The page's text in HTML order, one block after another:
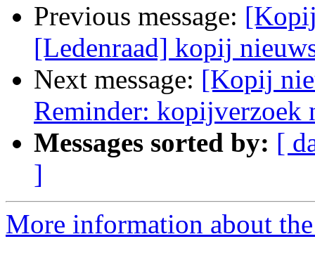
Previous message:
[Ledenraad] kopij
Next message: [Kopij
Reminder: kopijverzoek
Messages sorted by: [
]
More information about